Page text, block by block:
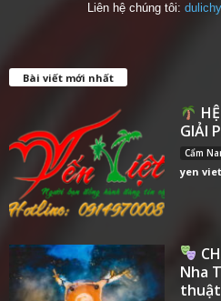
Liên hệ chúng tôi:
Bài viết mới nhất
GIẢI
Cẩm
yen
Nha
thuật